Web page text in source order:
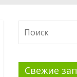
Свежие